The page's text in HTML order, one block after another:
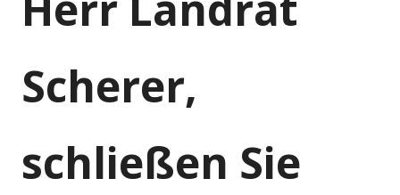
Scherer,
schließen Sie